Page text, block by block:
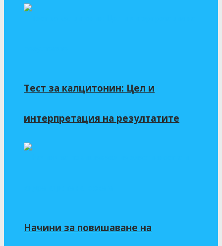
Тест за калцитонин: Цел и
интерпретация на резултатите
Начини за повишаване на